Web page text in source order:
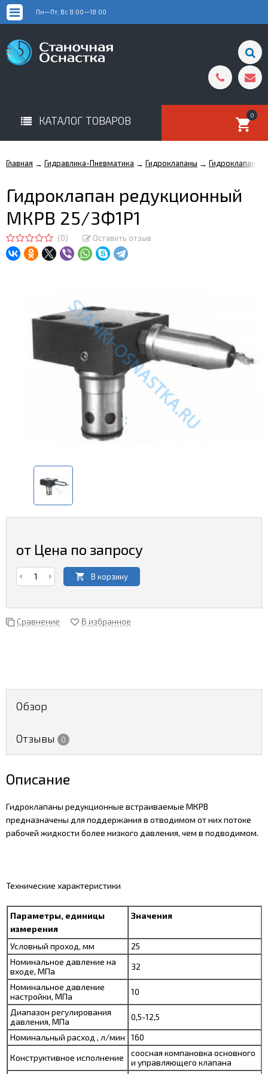
Пн—Пт, Вс 8:00—18:00
КАТАЛОГ ТОВАРОВ 0
Главная → Гидравлика-Пневматика → Гидроклапаны → Гидроклапаны
Гидроклапан редукционный
МКРВ 25/3Ф1Р1
(0) Оставить отзыв
от Цена по запросу
В корзину
Сравнение В избранное
Обзор
Отзывы 0
Описание
Гидроклапаны редукционные встраиваемые МКРВ
предназначены для поддержания в отводимом от них потоке
рабочей жидкости более низкого давления, чем в подводимом.
Технические характеристики
Параметры, единицы
измерения
Значения
Условный проход, мм
25
Номинальное давление на
входе, МПа
32
Номинальное давление
настройки, МПа
10
Диапазон регулирования
давления, МПа
0,5-12,5
Номинальный расход , л/мин
160
Конструктивное исполнение
соосная компановка основного
и управляющего клапана